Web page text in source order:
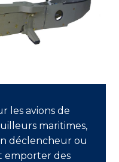
les avions de
maritimes,
déclencheur ou
emporter des